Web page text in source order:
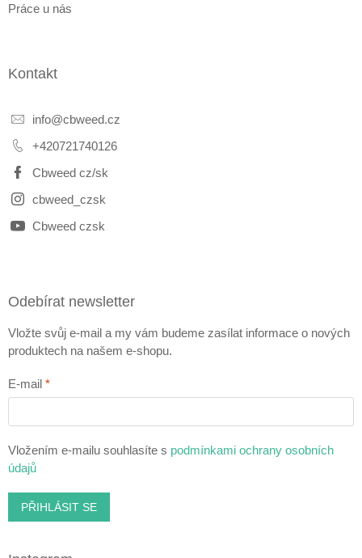
Práce u nás
Kontakt
info@cbweed.cz
+420721740126
Cbweed cz/sk
cbweed_czsk
Cbweed czsk
Odebírat newsletter
Vložte svůj e-mail a my vám budeme zasílat informace o nových
produktech na našem e-shopu.
E-mail
Vložením e-mailu souhlasíte s podmínkami ochrany osobních
údajů
PŘIHLÁSIT SE